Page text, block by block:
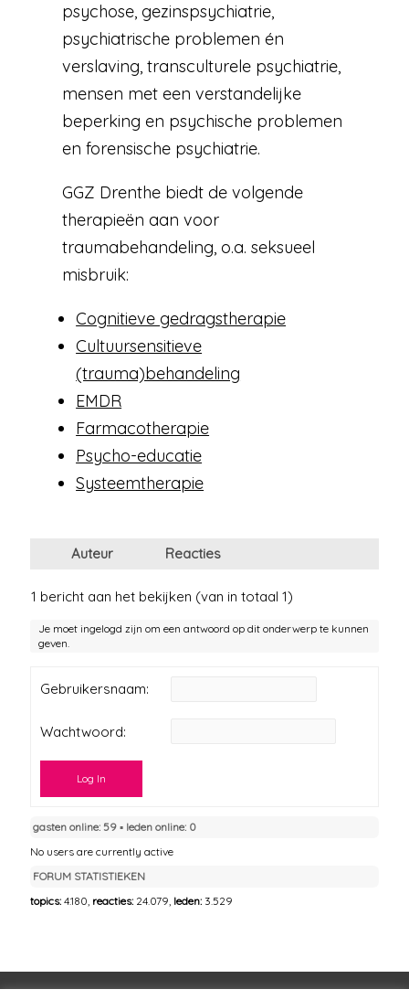
psychose, gezinspsychiatrie,
psychiatrische problemen én
verslaving, transculturele psychiatrie,
mensen met een verstandelijke
beperking en psychische problemen
en forensische psychiatrie.
GGZ Drenthe biedt de volgende
therapieën aan voor
traumabehandeling, o.a. seksueel
misbruik:
Cognitieve gedragstherapie
Cultuursensitieve
(trauma)behandeling
EMDR
Farmacotherapie
Psycho-educatie
Systeemtherapie
Auteur Reacties
1 bericht aan het bekijken (van in totaal 1)
Je moet ingelogd zijn om een antwoord op dit onderwerp te kunnen
geven.
Gebruikersnaam:
Wachtwoord:
Log In
gasten online: 59 ▪︎ leden online: 0
No users are currently active
FORUM STATISTIEKEN
topics:4.180, reacties: 24.079, leden: 3.529